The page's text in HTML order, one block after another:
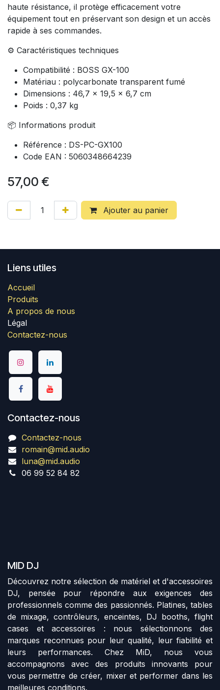
haute résistance, il protège efficacement votre
équipement tout en préservant son design et un accès
rapide à ses commandes.
⚙️ Caractéristiques techniques
Compatibilité : BOSS GX-100
Matériau : polycarbonate transparent fumé
Dimensions : 46,7 × 19,5 × 6,7 cm
Poids : 0,37 kg
📦 Informations produit
Référence : DS-PC-GX100
Code EAN : 5060348664239
57,00 €
Ajouter au panier
Liens utiles
Accueil
Produits
A propos de nous
Légal
Contactez-nous
Contactez-nous
Contactez-nous
romain@mid.audio
luna@mid.audio
06 99 52 84 82
MID DJ
Découvrez notre sélection de matériel et d'accessoires
DJ, pensée pour répondre aux exigences des
professionnels comme des passionnés. Platines, tables
de mixage, contrôleurs, enceintes, DJ booths, flight
cases et accessoires : nous sélectionnons des
marques reconnues pour leur qualité, leur fiabilité et
leurs performances. Chez MiD, nous vous
accompagnons avec des produits innovants pour
vous permettre de créer, mixer et performer dans les
meilleures conditions.